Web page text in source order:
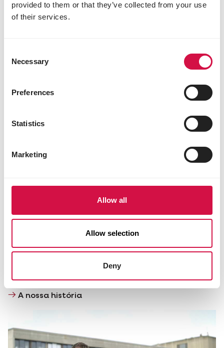
provided to them or that they’ve collected from your use
of their services.
Selection
Necessary
Preferences
Statistics
Marketing
Allow all
Allow selection
Deny
para animais de estimação. Impulsionada pela
paixão e dedicação, desde 1932.
A nossa história
internacional de alimentos e produtos de cuidados
de alta qualidade para pets? Só possível com a
A nossa história